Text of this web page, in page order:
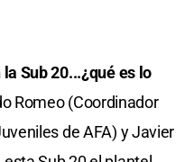
Sub 20...¿qué es lo
Romeo (Coordinador
de AFA) y Javier